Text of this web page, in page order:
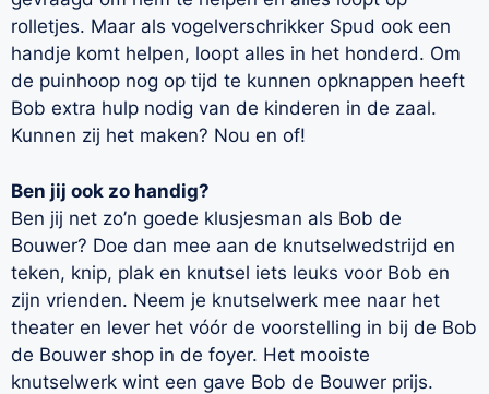
rolletjes. Maar als vogelverschrikker Spud ook een
handje komt helpen, loopt alles in het honderd. Om
de puinhoop nog op tijd te kunnen opknappen heeft
Bob extra hulp nodig van de kinderen in de zaal.
Kunnen zij het maken? Nou en of!
Ben jij ook zo handig?
Ben jij net zo’n goede klusjesman als Bob de
Bouwer? Doe dan mee aan de knutselwedstrijd en
teken, knip, plak en knutsel iets leuks voor Bob en
zijn vrienden. Neem je knutselwerk mee naar het
theater en lever het vóór de voorstelling in bij de Bob
de Bouwer shop in de foyer. Het mooiste
knutselwerk wint een gave Bob de Bouwer prijs.